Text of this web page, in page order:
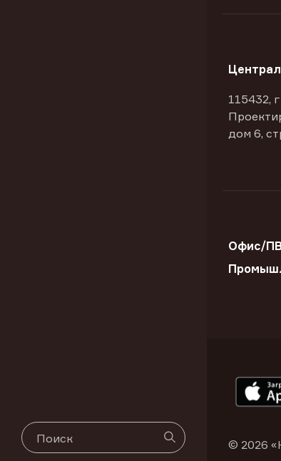
115432,
дом 6,
Офис/
© 2026